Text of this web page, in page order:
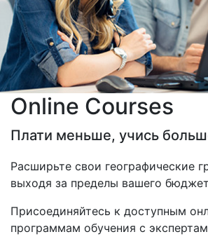
Online Courses
Плати меньше, учись
Расширьте свои географические
выходя за пределы вашего
Присоединяйтесь к доступным
программам обучения с